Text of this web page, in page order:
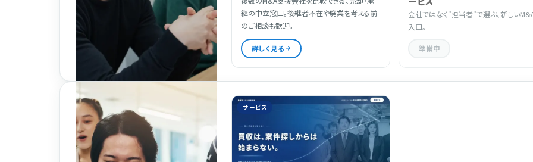
継の中立窓口。後継者不在や廃業を考える前
のご相談も歓迎。
詳しく見る
会社ではなく"担当者"で選ぶ、新しい
入口。
準備中
サービス